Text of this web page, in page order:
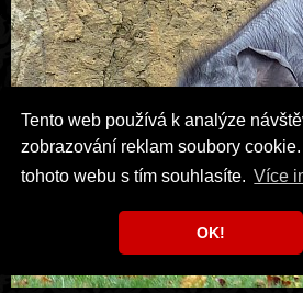
Tento web používá k analýze
zobrazování reklam soubory
tohoto webu s tím souhlasíte. Více
OK!